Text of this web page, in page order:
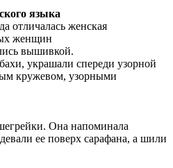
языка
отличалась женская
женщин
вышивкой.
украшали спереди узорной
кружевом, узорными
Она напоминала
ее поверх сарафана, а шили